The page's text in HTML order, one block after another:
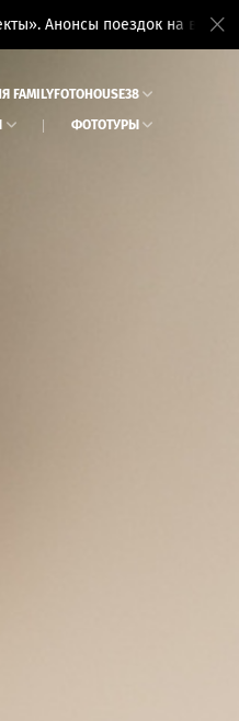
ФОТОТУРЫ
на вкладке «Фототуры»